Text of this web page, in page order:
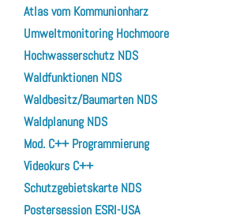
Atlas vom Kommunionharz
Umweltmonitoring Hochmoore
Hochwasserschutz NDS
Waldfunktionen NDS
Waldbesitz/Baumarten NDS
Waldplanung NDS
Mod. C++ Programmierung
Videokurs C++
Schutzgebietskarte NDS
Postersession ESRI-USA